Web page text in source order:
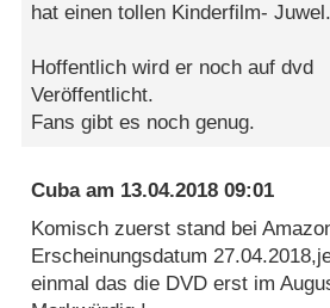
hat einen tollen Kinderfilm- Juwel.
Hoffentlich wird er noch auf dvd
Veröffentlicht.
Fans gibt es noch genug.
Cubaam 13.04.2018 09:01
Komisch zuerst stand bei
Erscheinungsdatum
einmal das die DVD erst im